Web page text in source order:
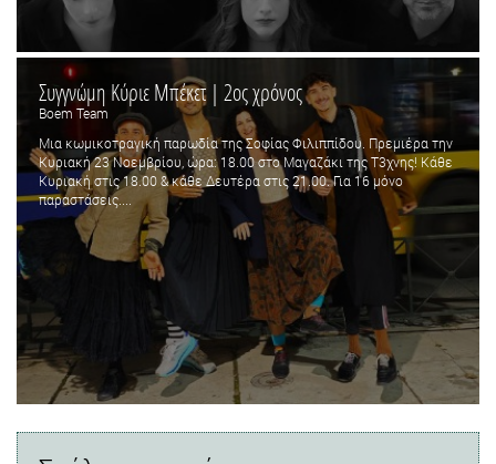
Συγγνώμη Κύριε Μπέκετ | 2ος χρόνος
Boem Team
Μια κωμικοτραγική παρωδία της Σοφίας Φιλιππίδου. Πρεμιέρα την
Κυριακή 23 Νοεμβρίου, ώρα: 18.00 στο Μαγαζάκι της Τ3χνης! Κάθε
Κυριακή στις 18.00 & κάθε Δευτέρα στις 21.00. Για 16 μόνο
παραστάσεις....